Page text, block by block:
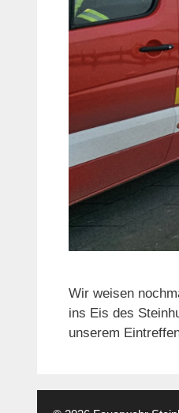
Wir weisen
ins Eis des
unserem